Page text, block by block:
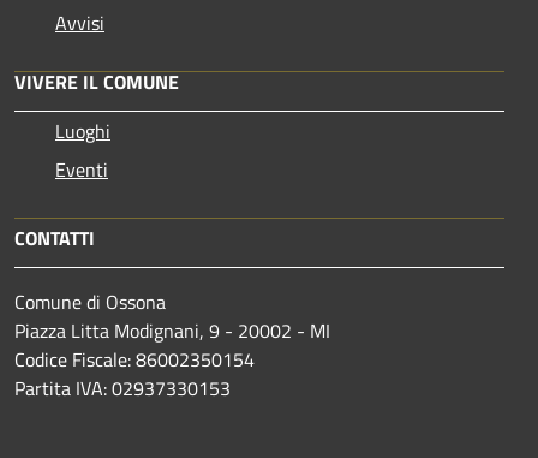
Avvisi
VIVERE IL COMUNE
Luoghi
Eventi
CONTATTI
Comune di Ossona
Piazza Litta Modignani, 9 - 20002 - MI
Codice Fiscale: 86002350154
Partita IVA: 02937330153